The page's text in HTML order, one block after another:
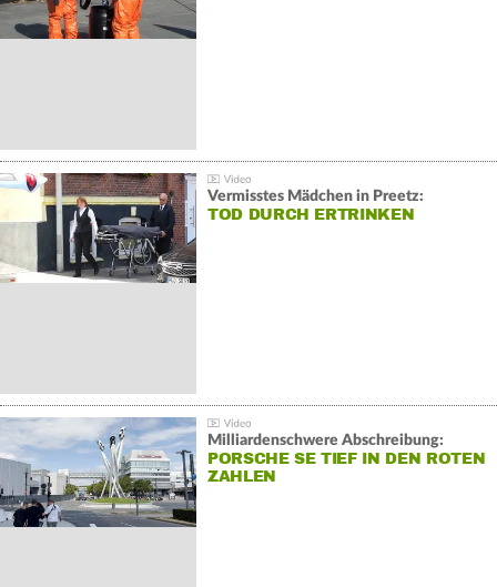
Vermisstes Mädchen in Preetz:
TOD DURCH ERTRINKEN
Milliardenschwere Abschreibung:
PORSCHE SE TIEF IN DEN ROTEN
ZAHLEN